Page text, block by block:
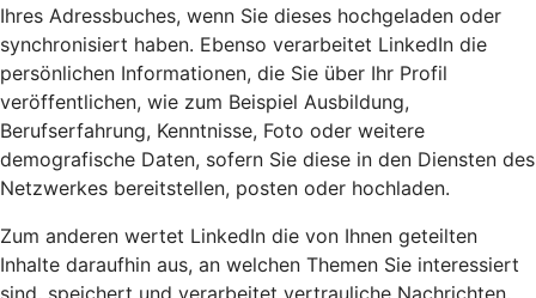
Ihres Adressbuches, wenn Sie dieses hochgeladen oder
synchronisiert haben. Ebenso verarbeitet LinkedIn die
persönlichen Informationen, die Sie über Ihr Profil
veröffentlichen, wie zum Beispiel Ausbildung,
Berufserfahrung, Kenntnisse, Foto oder weitere
demografische Daten, sofern Sie diese in den Diensten des
Netzwerkes bereitstellen, posten oder hochladen.
Zum anderen wertet LinkedIn die von Ihnen geteilten
Inhalte daraufhin aus, an welchen Themen Sie interessiert
sind, speichert und verarbeitet vertrauliche Nachrichten,